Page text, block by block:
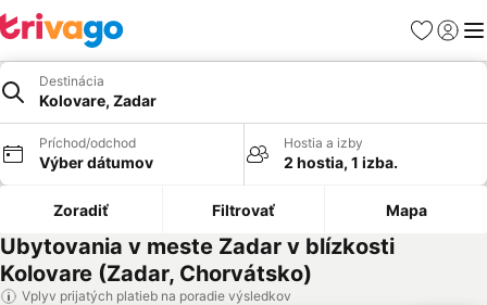
Obľúbené
Destinácia
Kolovare, Zadar
Príchod/odchod
Výber dátumov
Hostia a izby
2 hostia, 1 izba.
Zoradiť Filtrovať Mapa
Ubytovania v meste Zadar v blízkosti
Kolovare (Zadar, Chorvátsko)
Vplyv prijatých platieb na poradie výsledkov